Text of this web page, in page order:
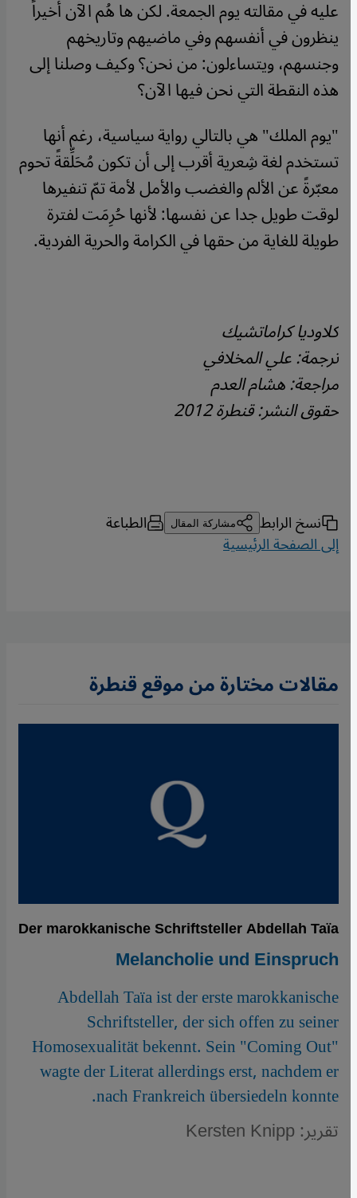
عليه في مقالته يوم الجمعة. لكن ها هُم الآن أخيراً
ينظرون في أنفسهم وفي ماضيهم وتاريخهم
وجنسهم، ويتساءلون: من نحن؟ وكيف وصلنا إلى
هذه النقطة التي نحن فيها الآن؟
"يوم الملك" هي بالتالي رواية سياسية، رغم أنها
تستخدم لغة شِعرية أقرب إلى أن تكون مُحَلِّقةً تحوم
معبّرةً عن الألم والغضب والأمل لأمة تمّ تنفيرها
لوقت طويل جدا عن نفسها: لأنها حُرِمَت لفترة
طويلة للغاية من حقها في الكرامة والحرية الفردية.
كلاوديا كراماتشيك
ترجمة: علي المخلافي
مراجعة: هشام العدم
حقوق النشر: قنطرة 2012
نسخ الرابط مشاركة المقال الطباعة
إلى الصفحة الرئيسية
مقالات مختارة من موقع قنطرة
Der marokkanische Schriftsteller Abdellah Taïa
Melancholie und Einspruch
Abdellah Taïa ist der erste marokkanische
Schriftsteller, der sich offen zu seiner
Homosexualität bekennt. Sein "Coming Out"
wagte der Literat allerdings erst, nachdem er
nach Frankreich übersiedeln konnte.
تقرير: Kersten Knipp